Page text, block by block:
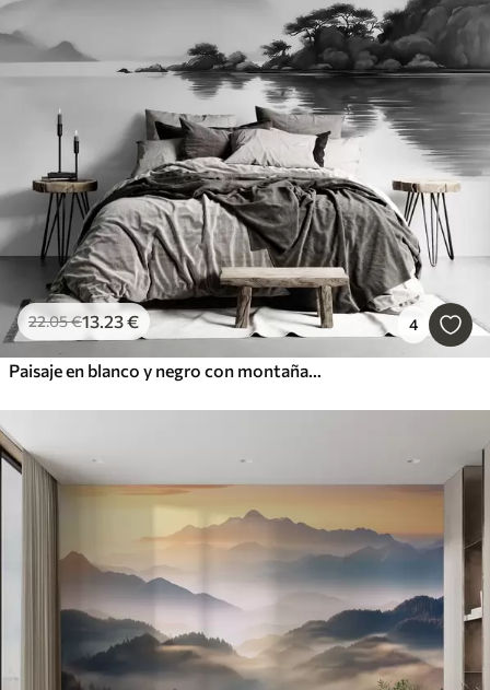
22.05€13.23€ 4
Paisaje en blanco y negro con montañas y un lago envueltos en una suave niebla